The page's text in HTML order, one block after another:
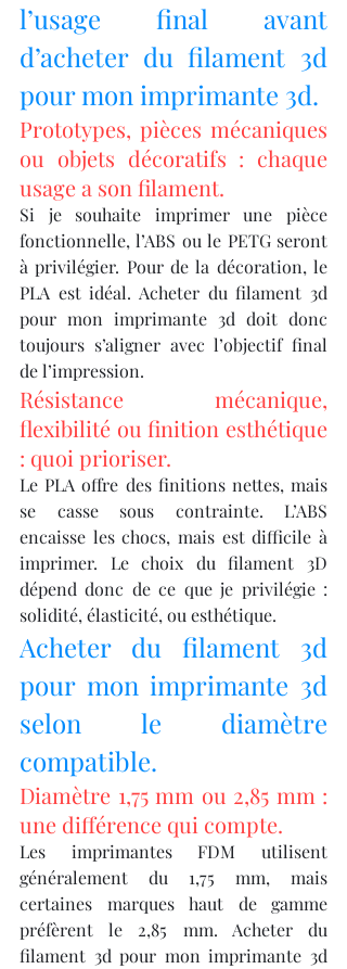
l’usage final avant
d’acheter du filament 3d
pour mon imprimante 3d.
Prototypes, pièces mécaniques
ou objets décoratifs : chaque
usage a son filament.
Si je souhaite imprimer une pièce
fonctionnelle, l’ABS ou le PETG seront
à privilégier. Pour de la décoration, le
PLA est idéal. Acheter du filament 3d
pour mon imprimante 3d doit donc
toujours s’aligner avec l’objectif final
de l’impression.
Résistance mécanique,
flexibilité ou finition esthétique
: quoi prioriser.
Le PLA offre des finitions nettes, mais
se casse sous contrainte. L’ABS
encaisse les chocs, mais est difficile à
imprimer. Le choix du filament 3D
dépend donc de ce que je privilégie :
solidité, élasticité, ou esthétique.
Acheter du filament 3d
pour mon imprimante 3d
selon le diamètre
compatible.
Diamètre 1,75 mm ou 2,85 mm :
une différence qui compte.
Les imprimantes FDM utilisent
généralement du 1,75 mm, mais
certaines marques haut de gamme
préfèrent le 2,85 mm. Acheter du
filament 3d pour mon imprimante 3d